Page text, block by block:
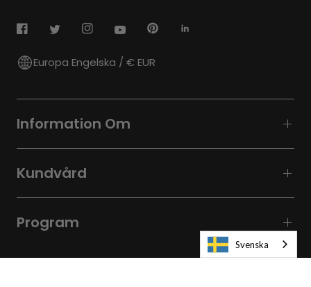
Europa Engelska / € EUR
Information Om
Kundvård
Program
Svenska